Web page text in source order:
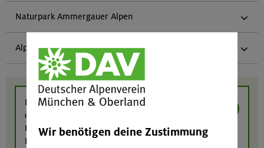
Naturpark Ammergauer Alpen
Alpenverein München & Oberland
Dieser Inhalt kann nicht angezeigt werden,
da Inhalte von Drittanbietern in den Cookie-
Einstellungen deaktiviert sind. Inhalte von
Drittanbietern anzeigen?
Wir benötigen deine Zustimmung